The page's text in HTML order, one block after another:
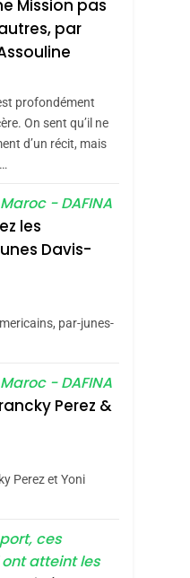
Amandes
Le Miel
Azilal
Produits
–
De Loya
Je
À 13 Pays
La Plus
Selon Le
Mission pas
par
profondément
On sent qu’il ne
d’un récit, mais
- DAFINA
les
Davis-
par-junes-
- DAFINA
Perez &
Perez et Yoni
ces
atteint les